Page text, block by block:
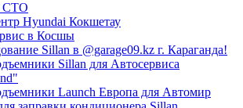
СТО
Hyundai Кокшетау
в Косшы
Sillan в @garage09.kz г. Караганда!
Sillan для Автосервиса
Launch Европа для Автомир